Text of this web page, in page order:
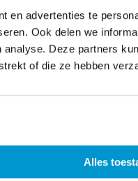
en advertenties te
Ook delen we
Deze partners
of die ze hebben
Alles